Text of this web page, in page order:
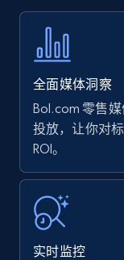
price,
more.
Amazon
upc numbers
Title, Seller
price,
more.
全面媒体洞察
Bol.com 零售
投放，让你对
ROI。
实时监控